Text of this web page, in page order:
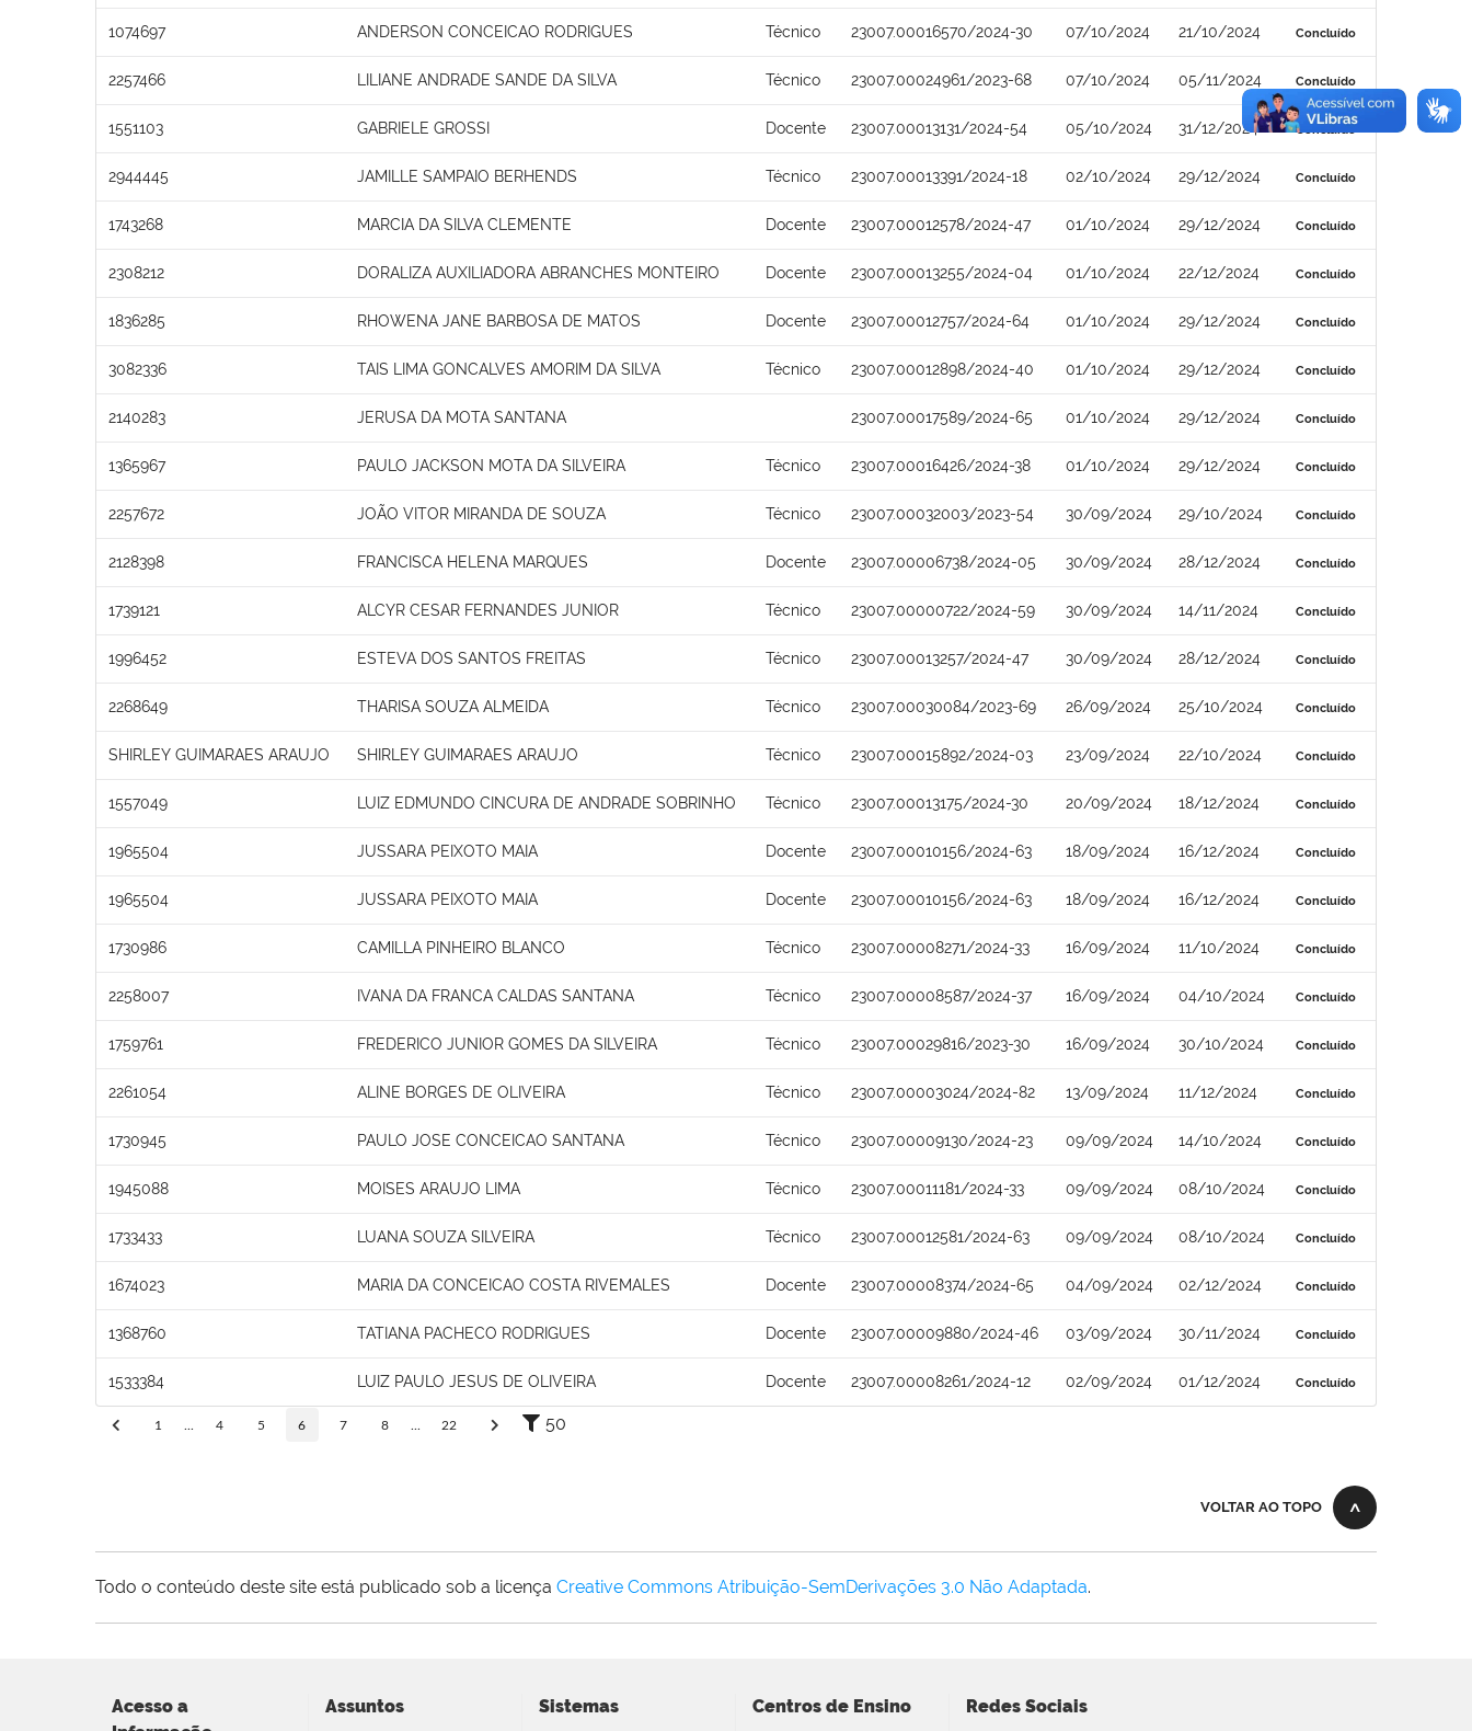
1074697 ANDERSON CONCEICAO RODRIGUES Técnico 23007.00016570/2024-30 07/10/2024 21/10/2024 Concluído
2257466 LILIANE ANDRADE SANDE DA SILVA Técnico 23007.00024961/2023-68 07/10/2024 05/11/2024 Concluído
1551103 GABRIELE GROSSI Docente 23007.00013131/2024-54 05/10/2024 31/12/2024 Concluído
2944445 JAMILLE SAMPAIO BERHENDS Técnico 23007.00013391/2024-18 02/10/2024 29/12/2024 Concluído
1743268 MARCIA DA SILVA CLEMENTE Docente 23007.00012578/2024-47 01/10/2024 29/12/2024 Concluído
2308212 DORALIZA AUXILIADORA ABRANCHES MONTEIRO Docente 23007.00013255/2024-04 01/10/2024 22/12/2024 Concluído
1836285 RHOWENA JANE BARBOSA DE MATOS Docente 23007.00012757/2024-64 01/10/2024 29/12/2024 Concluído
3082336 TAIS LIMA GONCALVES AMORIM DA SILVA Técnico 23007.00012898/2024-40 01/10/2024 29/12/2024 Concluído
2140283 JERUSA DA MOTA SANTANA 23007.00017589/2024-65 01/10/2024 29/12/2024 Concluído
1365967 PAULO JACKSON MOTA DA SILVEIRA Técnico 23007.00016426/2024-38 01/10/2024 29/12/2024 Concluído
2257672 JOÃO VITOR MIRANDA DE SOUZA Técnico 23007.00032003/2023-54 30/09/2024 29/10/2024 Concluído
2128398 FRANCISCA HELENA MARQUES Docente 23007.00006738/2024-05 30/09/2024 28/12/2024 Concluído
1739121 ALCYR CESAR FERNANDES JUNIOR Técnico 23007.00000722/2024-59 30/09/2024 14/11/2024 Concluído
1996452 ESTEVA DOS SANTOS FREITAS Técnico 23007.00013257/2024-47 30/09/2024 28/12/2024 Concluído
2268649 THARISA SOUZA ALMEIDA Técnico 23007.00030084/2023-69 26/09/2024 25/10/2024 Concluído
SHIRLEY GUIMARAES ARAUJO SHIRLEY GUIMARAES ARAUJO Técnico 23007.00015892/2024-03 23/09/2024 22/10/2024 Concluído
1557049 LUIZ EDMUNDO CINCURA DE ANDRADE SOBRINHO Técnico 23007.00013175/2024-30 20/09/2024 18/12/2024 Concluído
1965504 JUSSARA PEIXOTO MAIA Docente 23007.00010156/2024-63 18/09/2024 16/12/2024 Concluído
1965504 JUSSARA PEIXOTO MAIA Docente 23007.00010156/2024-63 18/09/2024 16/12/2024 Concluído
1730986 CAMILLA PINHEIRO BLANCO Técnico 23007.00008271/2024-33 16/09/2024 11/10/2024 Concluído
2258007 IVANA DA FRANCA CALDAS SANTANA Técnico 23007.00008587/2024-37 16/09/2024 04/10/2024 Concluído
1759761 FREDERICO JUNIOR GOMES DA SILVEIRA Técnico 23007.00029816/2023-30 16/09/2024 30/10/2024 Concluído
2261054 ALINE BORGES DE OLIVEIRA Técnico 23007.00003024/2024-82 13/09/2024 11/12/2024 Concluído
1730945 PAULO JOSE CONCEICAO SANTANA Técnico 23007.00009130/2024-23 09/09/2024 14/10/2024 Concluído
1945088 MOISES ARAUJO LIMA Técnico 23007.00011181/2024-33 09/09/2024 08/10/2024 Concluído
1733433 LUANA SOUZA SILVEIRA Técnico 23007.00012581/2024-63 09/09/2024 08/10/2024 Concluído
1674023 MARIA DA CONCEICAO COSTA RIVEMALES Docente 23007.00008374/2024-65 04/09/2024 02/12/2024 Concluído
1368760 TATIANA PACHECO RODRIGUES Docente 23007.00009880/2024-46 03/09/2024 30/11/2024 Concluído
1533384 LUIZ PAULO JESUS DE OLIVEIRA Docente 23007.00008261/2024-12 02/09/2024 01/12/2024 Concluído
1 4 5 6 7 8 22 50
VOLTAR AO TOPO
Todo o conteúdo deste site está publicado sob a licença Creative Commons Atribuição-SemDerivações 3.0 Não Adaptada.
Acesso a
Assuntos Sistemas Centros de Ensino Redes Sociais